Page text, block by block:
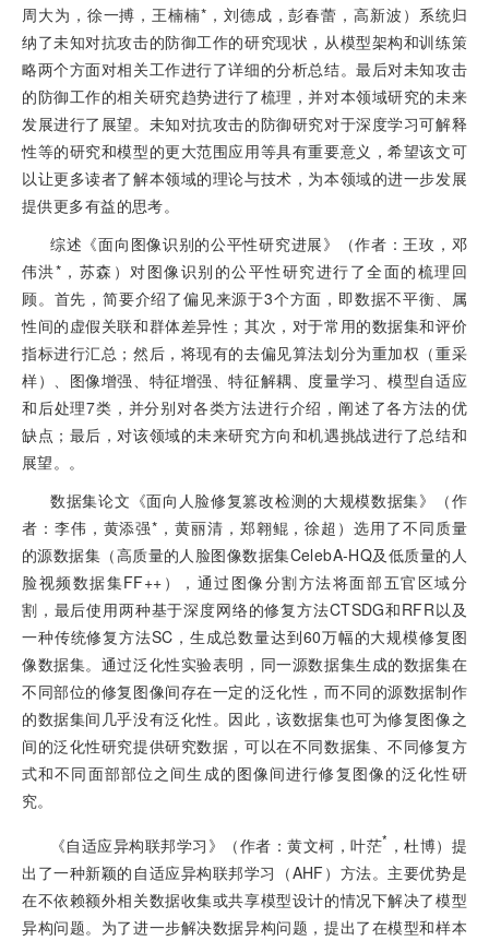
周大为，徐一搏，王楠楠*，刘德成，彭春蕾，高新波）系统归
纳了未知对抗攻击的防御工作的研究现状，从模型架构和训练策
略两个方面对相关工作进行了详细的分析总结。最后对未知攻击
的防御工作的相关研究趋势进行了梳理，并对本领域研究的未来
发展进行了展望。未知对抗攻击的防御研究对于深度学习可解释
性等的研究和模型的更大范围应用等具有重要意义，希望该文可
以让更多读者了解本领域的理论与技术，为本领域的进一步发展
提供更多有益的思考。
综述《面向图像识别的公平性研究进展》（作者：王玫，邓
伟洪*，苏森）对图像识别的公平性研究进行了全面的梳理回
顾。首先，简要介绍了偏见来源于3个方面，即数据不平衡、属
性间的虚假关联和群体差异性；其次，对于常用的数据集和评价
指标进行汇总；然后，将现有的去偏见算法划分为重加权（重采
样）、图像增强、特征增强、特征解耦、度量学习、模型自适应
和后处理7类，并分别对各类方法进行介绍，阐述了各方法的优
缺点；最后，对该领域的未来研究方向和机遇挑战进行了总结和
展望。。
数据集论文《面向人脸修复篡改检测的大规模数据集》（作
者：李伟，黄添强*，黄丽清，郑翱鲲，徐超）选用了不同质量
的源数据集（高质量的人脸图像数据集CelebA-HQ及低质量的人
脸视频数据集FF++），通过图像分割方法将面部五官区域分
割，最后使用两种基于深度网络的修复方法CTSDG和RFR以及
一种传统修复方法SC，生成总数量达到60万幅的大规模修复图
像数据集。通过泛化性实验表明，同一源数据集生成的数据集在
不同部位的修复图像间存在一定的泛化性，而不同的源数据制作
的数据集间几乎没有泛化性。因此，该数据集也可为修复图像之
间的泛化性研究提供研究数据，可以在不同数据集、不同修复方
式和不同面部部位之间生成的图像间进行修复图像的泛化性研
究。
《自适应异构联邦学习》（作者：黄文柯，叶茫* ，杜博）提
出了一种新颖的自适应异构联邦学习（AHF）方法。主要优势是
在不依赖额外相关数据收集或共享模型设计的情况下解决了模型
异构问题。为了进一步解决数据异构问题，提出了在模型和样本